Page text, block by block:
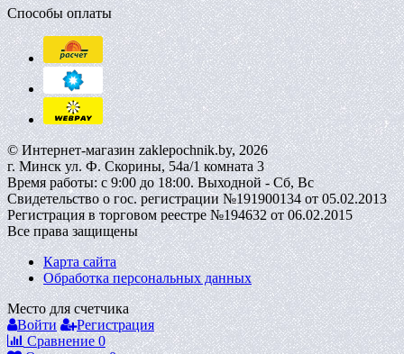
Способы оплаты
© Интернет-магазин zaklepochnik.by, 2026
г. Минск ул. Ф. Скорины, 54а/1 комната 3
Время работы: с 9:00 до 18:00. Выходной - Сб, Вс
Свидетельство о гос. регистрации №191900134 от 05.02.2013
Регистрация в торговом реестре №194632 от 06.02.2015
Все права защищены
Карта сайта
Обработка персональных данных
Место для счетчика
Войти
Регистрация
Сравнение 0